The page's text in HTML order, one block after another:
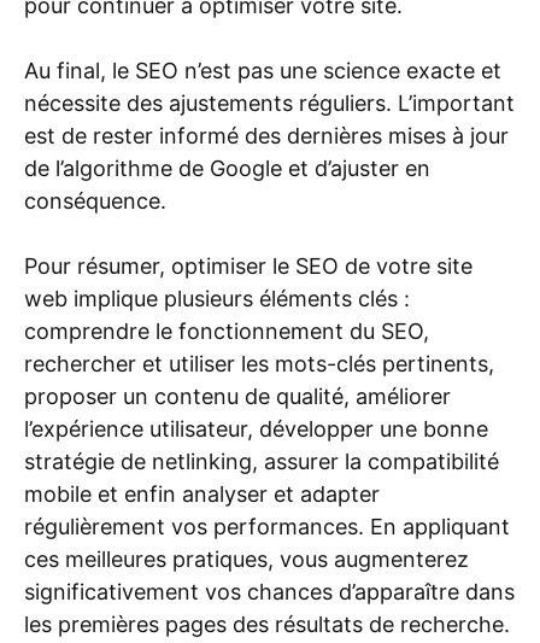
pour continuer à optimiser votre site.
Au final, le SEO n’est pas une science exacte et
nécessite des ajustements réguliers. L’important
est de rester informé des dernières mises à jour
de l’algorithme de Google et d’ajuster en
conséquence.
Pour résumer, optimiser le SEO de votre site
web implique plusieurs éléments clés :
comprendre le fonctionnement du SEO,
rechercher et utiliser les mots-clés pertinents,
proposer un contenu de qualité, améliorer
l’expérience utilisateur, développer une bonne
stratégie de netlinking, assurer la compatibilité
mobile et enfin analyser et adapter
régulièrement vos performances. En appliquant
ces meilleures pratiques, vous augmenterez
significativement vos chances d’apparaître dans
les premières pages des résultats de recherche.